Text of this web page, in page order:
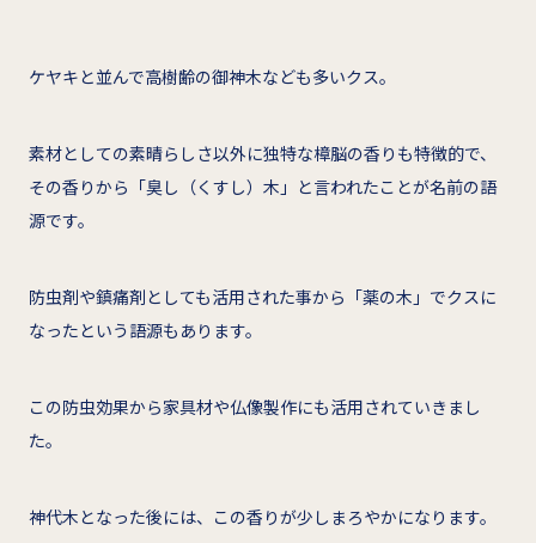
ケヤキと並んで高樹齢の御神木なども多いクス。
素材としての素晴らしさ以外に独特な樟脳の香りも特徴的で、
その香りから「臭し（くすし）木」と言われたことが名前の語
源です。
防虫剤や鎮痛剤としても活用された事から「薬の木」でクスに
なったという語源もあります。
この防虫効果から家具材や仏像製作にも活用されていきまし
た。
神代木となった後には、この香りが少しまろやかになります。